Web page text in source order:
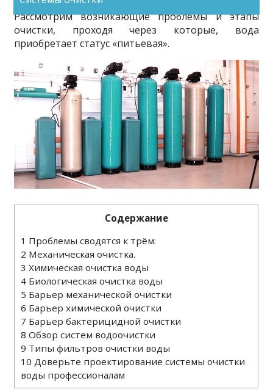
готовить в ней пищу или даже стирать.
Рассмотрим возникающие проблемы и этапы
очистки, проходя через которые, вода
приобретает статус «питьевая».
Содержание
1 Проблемы сводятся к трём:
2 Механическая очистка.
3 Химическая очистка воды
4 Биологическая очистка воды
5 Барьер механической очистки
6 Барьер химической очистки
7 Барьер бактерицидной очистки
8 Обзор систем водоочистки
9 Типы фильтров очистки воды
10 Доверьте проектирование системы очистки
воды профессионалам